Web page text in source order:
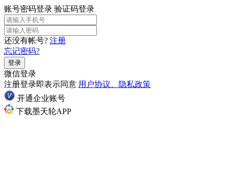
账号密码登录 验证码登录
还没有帐号? 注册
忘记密码?
登录
微信登录
注册登录即表示同意 用户协议、隐私政策
开通企业账号
下载墨天轮APP